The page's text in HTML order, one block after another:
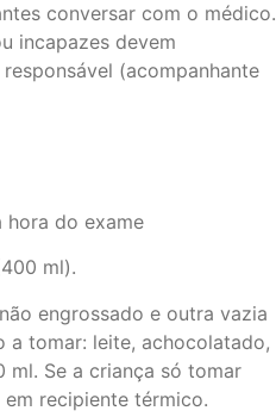
conversar com o médico.
incapazes devem
(acompanhante
hora do exame
ml).
engrossado e outra vazia
a tomar: leite, achocolatado,
ml. Se a criança só tomar
recipiente térmico.